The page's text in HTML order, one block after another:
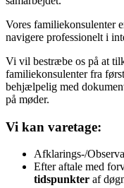
Vores familiekonsulenter
navigere professionelt i
Vi vil bestræbe os på at
familiekonsulenter fra
behjælpelig med
på møder.
Vi kan varetage:
Afklarings-/
Efter aftale med
tidspunkter af